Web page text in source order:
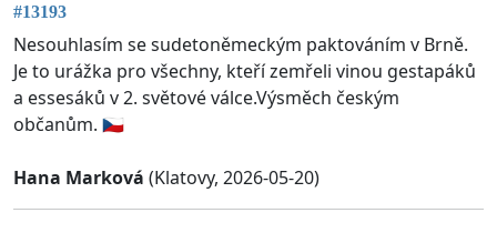
#13193
Nesouhlasím se sudetoněmeckým paktováním v Brně.
Je to urážka pro všechny, kteří zemřeli vinou gestapáků
a essesáků v 2. světové válce.Výsměch českým
občanům. 🇨🇿
Hana Marková (Klatovy, 2026-05-20)